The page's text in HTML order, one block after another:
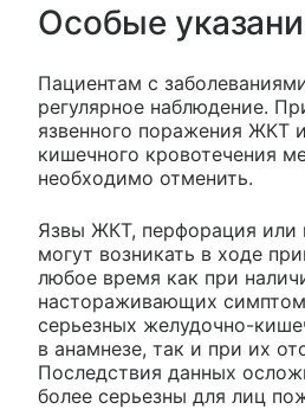
Особые
Пациентам с
регулярное наблюдение.
язвенного поражения ЖКТ
кишечного кровотечения
необходимо отменить.
Язвы ЖКТ, перфорация или
могут возникать в ходе
любое время как при
настораживающих
серьезных желудочно-
в анамнезе, так и при их
Последствия данных
более серьезны для лиц